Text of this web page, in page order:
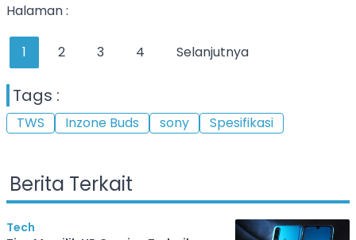
Halaman :
1 2 3 4 Selanjutnya
Tags :
TWS Inzone Buds sony Spesifikasi
Berita Terkait
Tech